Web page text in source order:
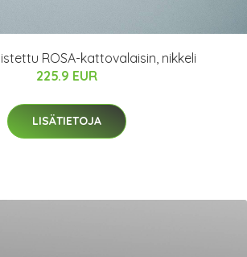
ROSA-kattovalaisin, nikkeli
225.9 EUR
LISÄTIETOJA